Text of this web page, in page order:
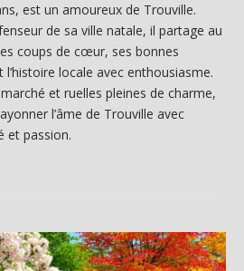
est un amoureux de Trouville.
de sa ville natale, il partage au
coups de cœur, ses bonnes
l’histoire locale avec enthousiasme.
et ruelles pleines de charme,
l’âme de Trouville avec
et passion.